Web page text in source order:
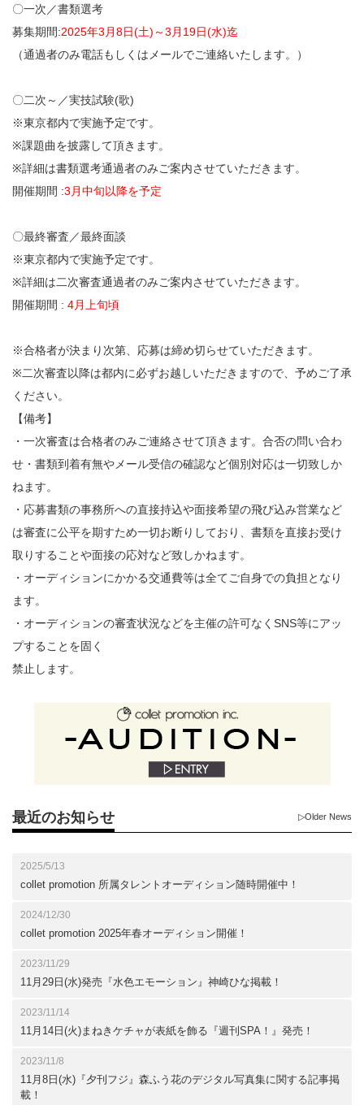
〇一次／書類選考
募集期間:2025年3月8日(土)～3月19日(水)迄
（通過者のみ電話もしくはメールでご連絡いたします。）
〇二次～／実技試験(歌)
※東京都内で実施予定です。
※課題曲を披露して頂きます。
※詳細は書類選考通過者のみご案内させていただきます。
開催期間 :3月中旬以降を予定
〇最終審査／最終面談
※東京都内で実施予定です。
※詳細は二次審査通過者のみご案内させていただきます。
開催期間 : 4月上旬頃
※合格者が決まり次第、応募は締め切らせていただきます。
※二次審査以降は都内に必ずお越しいただきますので、予めご了承
ください。
【備考】
・一次審査は合格者のみご連絡させて頂きます。合否の問い合わ
せ・書類到着有無やメール受信の確認など個別対応は一切致しか
ねます。
・応募書類の事務所への直接持込や面接希望の飛び込み営業など
は審査に公平を期すため一切お断りしており、書類を直接お受け
取りすることや面接の応対など致しかねます。
・オーディションにかかる交通費等は全てご自身での負担となり
ます。
・オーディションの審査状況などを主催の許可なくSNS等にアッ
プすることを固く
禁止します。
最近のお知らせ
2025/5/13
collet promotion 所属タレントオーディション随時開催中！
2024/12/30
collet promotion 2025年春オーディション開催！
2023/11/29
11月29日(水)発売『水色エモーション』神崎ひな掲載！
2023/11/14
11月14日(火)まねきケチャが表紙を飾る『週刊SPA！』発売！
2023/11/8
11月8日(水)『夕刊フジ』森ふう花のデジタル写真集に関する記事掲
載！
▷Older News